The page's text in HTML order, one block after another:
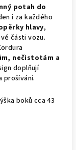
potah do
i za každého
hlavy,
části vozu.
nečistotám a
doplňují
prošívání.
boků cca 43